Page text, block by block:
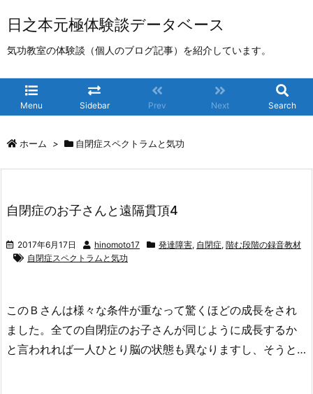
日之本元極体験談データベース
気功教室の体験談（個人のブログ記事）を紹介しています。
Menu Sidebar Prev Next Search
ホーム > 自閉症スペクトラムと気功
自閉症のお子さんと遠隔貫頂4
2017年6月17日 hinomoto17 発達障害, 自閉症, 階む段階の録音教材
自閉症スペクトラムと気功
このＢさんは様々な条件が重なって驚くほどの成長をされ
ました。全ての自閉症のお子さんが同じように成長するか
と言われれば一人ひとり脳の状態も異なりますし、そうと…